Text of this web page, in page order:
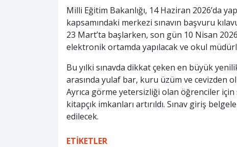
Milli Eğitim Bakanlığı, 14 Haziran 2026’da
kapsamındaki merkezi sınavın başvuru
23 Mart’ta başlarken, son gün 10 Nisan
elektronik ortamda yapılacak ve okul
Bu yılki sınavda dikkat çeken en büyük
arasında yulaf bar, kuru üzüm ve cevizden
Ayrıca görme yetersizliği olan öğrenciler
kitapçık imkanları artırıldı. Sınav giriş
edilecek.
ETİKETLER